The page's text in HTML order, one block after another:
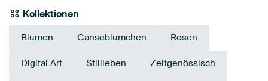
Kollektionen
Blumen Gänseblümchen Rosen
Digital Art Stillleben Zeitgenössisch